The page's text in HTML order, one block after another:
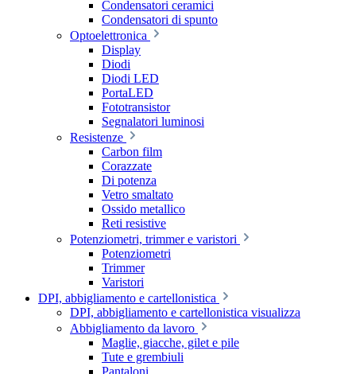
Condensatori ceramici
Condensatori di spunto
Optoelettronica
Display
Diodi
Diodi LED
PortaLED
Fototransistor
Segnalatori luminosi
Resistenze
Carbon film
Corazzate
Di potenza
Vetro smaltato
Ossido metallico
Reti resistive
Potenziometri, trimmer e varistori
Potenziometri
Trimmer
Varistori
DPI, abbigliamento e cartellonistica
DPI, abbigliamento e cartellonistica visualizza
Abbigliamento da lavoro
Maglie, giacche, gilet e pile
Tute e grembiuli
Pantaloni